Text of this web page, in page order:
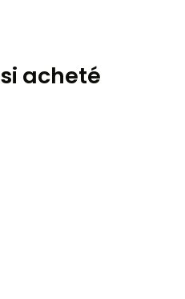
acheté